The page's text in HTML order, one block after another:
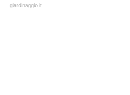
giardinaggio.it